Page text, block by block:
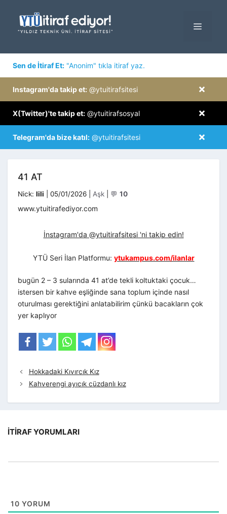
MENÜ
Sen de İtiraf Et: "Anonim" tıkla itiraf yaz.
×
Instagram'da takip et: @ytuitirafsitesi
×
X(Twitter)'te takip et: @ytuitirafsosyal
×
Telegram'da bize katıl: @ytuitirafsitesi
41 AT
Nick: lili 05/01/2026 Kategoriler
Aşk 💬 10
www.ytuitirafediyor.com
İnstagram'da @ytuitirafsitesi 'ni takip edin!
YTÜ Seri İlan Platformu: ytukampus.com/ilanlar
bugün 2 – 3 sularında 41 at’de tekli koltuktaki çocuk…
istersen bir kahve eşliğinde sana toplum içinde nasıl
oturulması gerektiğini anlatabilirim çünkü bacakların çok
yer kaplıyor
Hokkadaki Kıvırcık Kız
Kahverengi ayıcık cüzdanlı kız
İTIRAF YORUMLARI
10 YORUM